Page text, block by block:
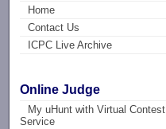
Home
Contact Us
ICPC Live Archive
Online Judge
My uHunt with Virtual Contest
Service